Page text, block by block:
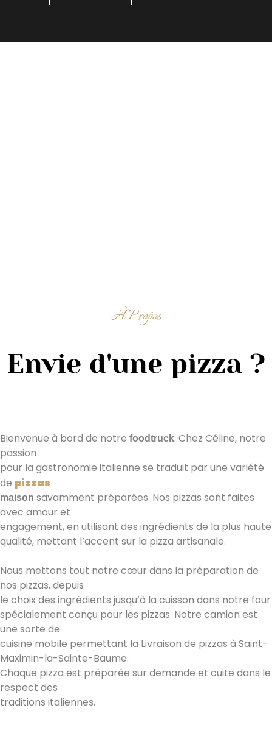
À Propos
Envie d'une pizza ?
Bienvenue à bord de notre foodtruck. Chez Céline, notre
passion
pour la gastronomie italienne se traduit par une variété
de pizzas
maison savamment préparées. Nos pizzas sont faites
avec amour et
engagement, en utilisant des ingrédients de la plus haute
qualité, mettant l’accent sur la pizza artisanale.
Nous mettons tout notre cœur dans la préparation de
nos pizzas, depuis
le choix des ingrédients jusqu’à la cuisson dans notre four
spécialement conçu pour les pizzas. Notre camion est
une sorte de
cuisine mobile permettant la Livraison de pizzas à Saint-
Maximin-la-Sainte-Baume.
Chaque pizza est préparée sur demande et cuite dans le
respect des
traditions italiennes.